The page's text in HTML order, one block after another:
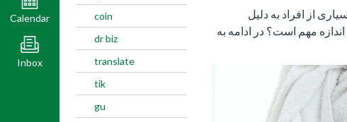
Calendar
Inbox
coin
dr biz
translate
tik
gu
از افراد به دلیل
مهم است؟ در ادامه به